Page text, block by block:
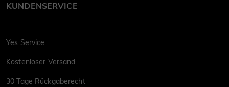
KUNDENSERVICE
Yes Service
Kostenloser Versand
30 Tage Rückgaberecht